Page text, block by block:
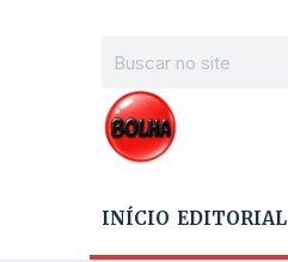
INÍCIO EDITORIAL